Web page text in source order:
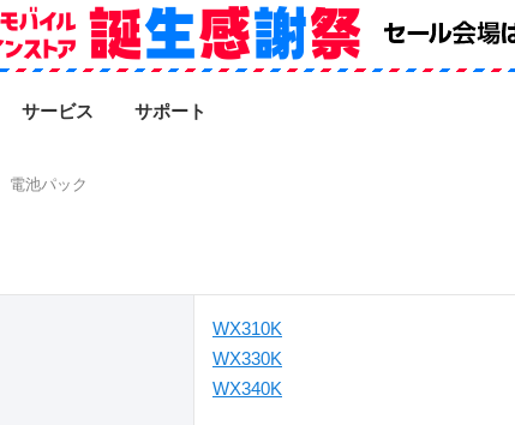
サービス サポート
電池パック
WX310K
WX330K
WX340K